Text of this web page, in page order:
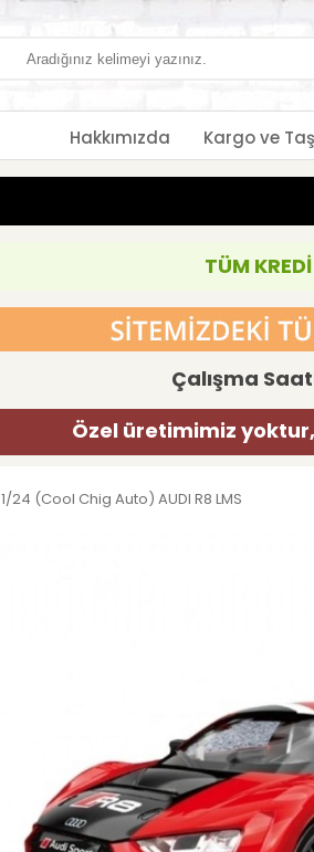
Hakkımızda Kargo ve
TÜM
Çalışma
Özel üretimimiz
1/24 (Cool Chig Auto) AUDI R8 LMS